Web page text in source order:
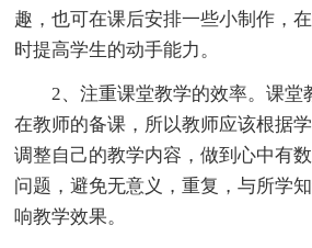
趣，也可在课后安排一些小制作，
时提高学生的动手能力。
2、注重课堂教学的效率。课堂
在教师的备课，所以教师应该根据
调整自己的教学内容，做到心中有
问题，避免无意义，重复，与所学
响教学效果。